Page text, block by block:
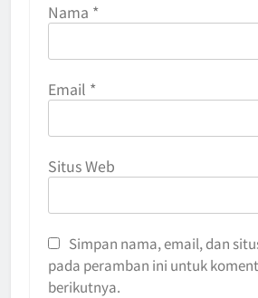
Nama *
Email *
Situs Web
Simpan nama, email, dan
pada peramban ini untuk
berikutnya.